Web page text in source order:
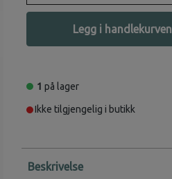
Legg i handlekurven
1 på lager
Ikke tilgjengelig i butikk
Beskrivelse